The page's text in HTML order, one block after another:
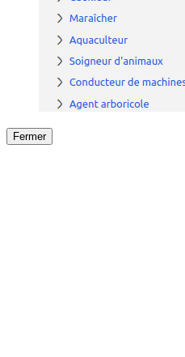
Fermer